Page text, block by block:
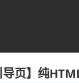
导页】纯